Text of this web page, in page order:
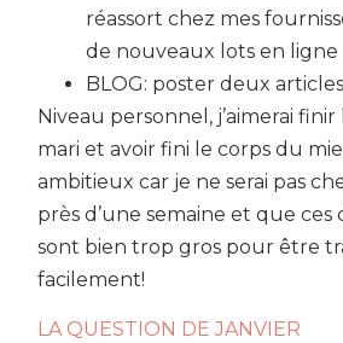
réassort chez mes
de nouveaux lots en ligne
BLOG: poster deux
Niveau personnel, j’aimerai
mari et avoir fini le corps du
ambitieux car je ne serai pas
près d’une semaine et que
sont bien trop gros pour être
facilement!
LA QUESTION DE JANVIER